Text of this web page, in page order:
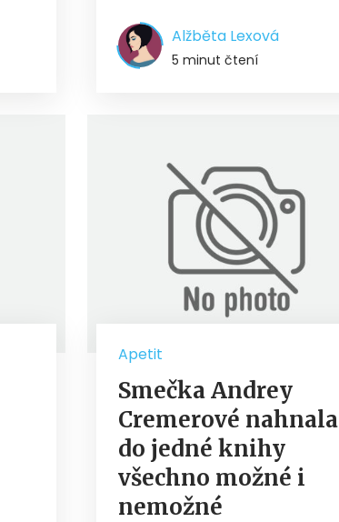
Alžběta Lexová
5 minut čtení
Apetit
Smečka Andrey
Cremerové nahnala
do jedné knihy
všechno možné i
nemožné